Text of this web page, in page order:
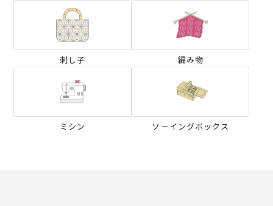
刺し子 編み物
ミシン ソーイングボックス